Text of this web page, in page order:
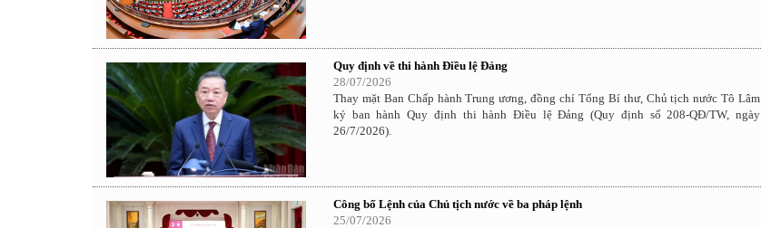
Quy định về thi hành Điều lệ Đảng
28/07/2026
Thay mặt Ban Chấp hành Trung ương, đồng chí Tổng Bí thư, Chủ tịch nước Tô Lâm
ký ban hành Quy định thi hành Điều lệ Đảng (Quy định số 208-QĐ/TW, ngày
26/7/2026).
Công bố Lệnh của Chủ tịch nước về ba pháp lệnh
25/07/2026